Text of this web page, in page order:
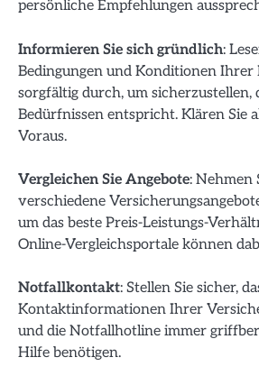
persönliche Empfehlungen
Informieren Sie sich gründlich:
Bedingungen und Konditionen Ihrer
sorgfältig durch, um sicherzustellen,
Bedürfnissen entspricht. Klären Sie
Voraus.
Vergleichen Sie Angebote: Nehmen
verschiedene
um das beste Preis-Leistungs-
Online-Vergleichsportale können
Notfallkontakt: Stellen Sie sicher,
Kontaktinformationen Ihrer
und die Notfallhotline immer
Hilfe benötigen.